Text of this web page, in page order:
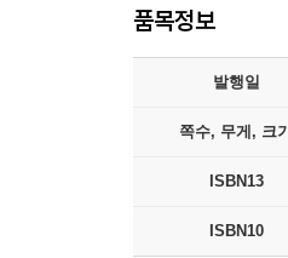
품목정보
발행일
쪽수, 무게, 크기
ISBN13
ISBN10